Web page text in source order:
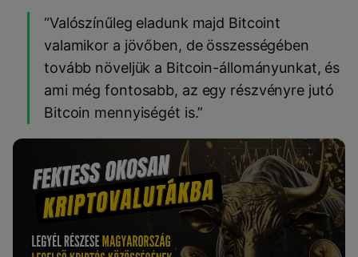
“Valószínűleg eladunk majd Bitcoint
valamikor a jövőben, de összességében
tovább növeljük a Bitcoin-állományunkat, és
ami még fontosabb, az egy részvényre jutó
Bitcoin mennyiségét is.”